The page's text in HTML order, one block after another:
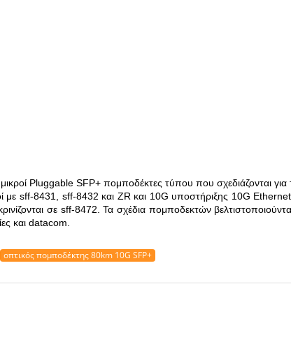
Pluggable SFP+ πομποδέκτες τύπου που σχεδιάζονται
sff-8431, sff-8432 και ZR και 10G υποστήριξης 10G Ethernet
σε sff-8472. Τα σχέδια πομποδεκτών
και datacom.
οπτικός πομποδέκτης 80km 10G SFP+